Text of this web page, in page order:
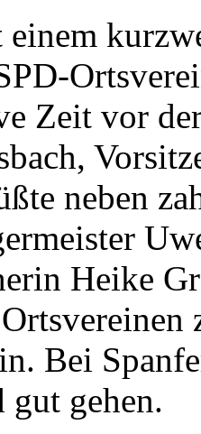
Zeit vor
neben
Heike
Bei
gut gehen.